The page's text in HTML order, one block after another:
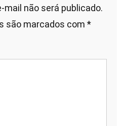
mail não será publicado.
são marcados com *